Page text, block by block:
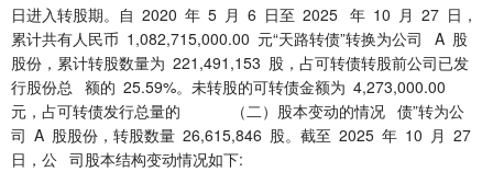
日进入转股期。自 2020 年 5 月 6 日至 2025 年 10 月 27 日，
累计共有人民币 1,082,715,000.00 元“天路转债”转换为公司 A 股
股份，累计转股数量为 221,491,153 股，占可转债转股前公司已发
行股份总 额的 25.59%。未转股的可转债金额为 4,273,000.00
元，占可转债发行总量的 （二）股本变动的情况 债”转为公
司 A 股股份，转股数量 26,615,846 股。截至 2025 年 10 月 27
日，公 司股本结构变动情况如下: